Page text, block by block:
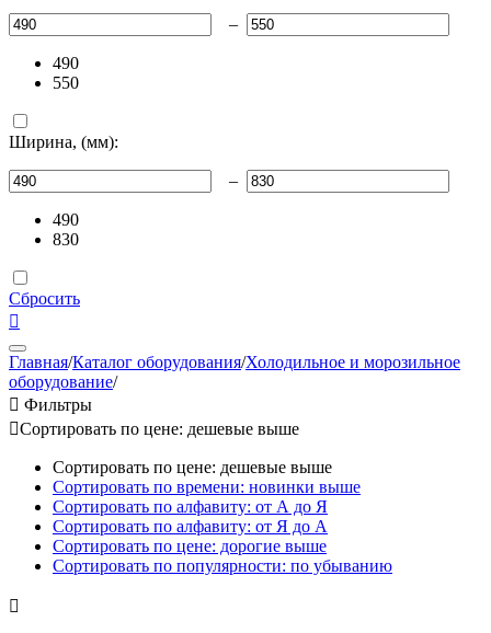
–
490
550
Ширина, (мм):
–
490
830
Сбросить

Главная/Каталог оборудования/Холодильное и морозильное
оборудование/
 Фильтры
Сортировать по цене: дешевые выше
Сортировать по цене: дешевые выше
Сортировать по времени: новинки выше
Сортировать по алфавиту: от А до Я
Сортировать по алфавиту: от Я до А
Сортировать по цене: дорогие выше
Сортировать по популярности: по убыванию
